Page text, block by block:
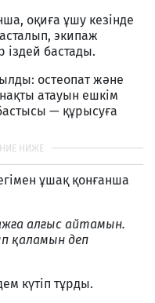
оқиға ұшу кезінде
экипаж
бастады.
остеопат және
атауын ешкім
— құрысуға
ұшақ қонғанша
алғыс айтамын.
қаламын деп
күтіп тұрды.